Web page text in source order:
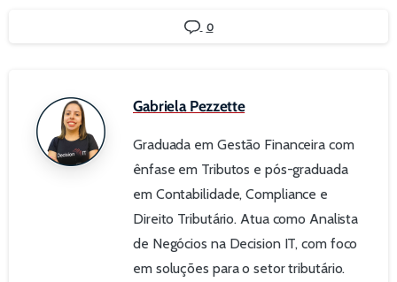
0
Gabriela Pezzette
Graduada em Gestão Financeira com
ênfase em Tributos e pós-graduada
em Contabilidade, Compliance e
Direito Tributário. Atua como Analista
de Negócios na Decision IT, com foco
em soluções para o setor tributário.